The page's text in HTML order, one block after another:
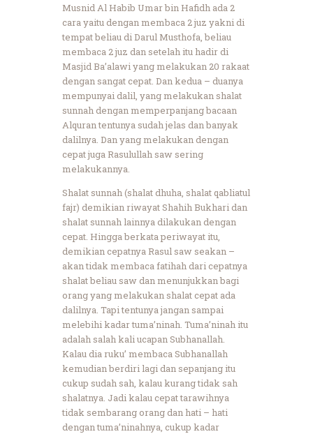
Musnid Al Habib Umar bin Hafidh ada 2
cara yaitu dengan membaca 2 juz yakni di
tempat beliau di Darul Musthofa, beliau
membaca 2 juz dan setelah itu hadir di
Masjid Ba’alawi yang melakukan 20 rakaat
dengan sangat cepat. Dan kedua – duanya
mempunyai dalil, yang melakukan shalat
sunnah dengan memperpanjang bacaan
Alquran tentunya sudah jelas dan banyak
dalilnya. Dan yang melakukan dengan
cepat juga Rasulullah saw sering
melakukannya.
Shalat sunnah (shalat dhuha, shalat qabliatul
fajr) demikian riwayat Shahih Bukhari dan
shalat sunnah lainnya dilakukan dengan
cepat. Hingga berkata periwayat itu,
demikian cepatnya Rasul saw seakan –
akan tidak membaca fatihah dari cepatnya
shalat beliau saw dan menunjukkan bagi
orang yang melakukan shalat cepat ada
dalilnya. Tapi tentunya jangan sampai
melebihi kadar tuma’ninah. Tuma’ninah itu
adalah salah kali ucapan Subhanallah.
Kalau dia ruku’ membaca Subhanallah
kemudian berdiri lagi dan sepanjang itu
cukup sudah sah, kalau kurang tidak sah
shalatnya. Jadi kalau cepat tarawihnya
tidak sembarang orang dan hati – hati
dengan tuma’ninahnya, cukup kadar